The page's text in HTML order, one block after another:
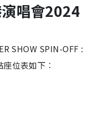
唱會2024
SHOW SPIN-OFF :
位表如下︰